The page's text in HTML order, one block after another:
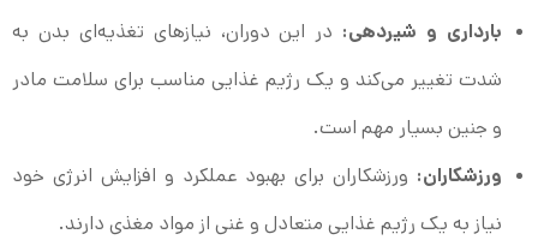
بارداری و شیردهی:در این دوران، نیازهای تغذیه‌ای بدن به
شدت تغییر می‌کند و یک رژیم غذایی مناسب برای سلامت مادر
و جنین بسیار مهم است.
ورزشکاران:ورزشکاران برای بهبود عملکرد و افزایش انرژی خود
نیاز به یک رژیم غذایی متعادل و غنی از مواد مغذی دارند.